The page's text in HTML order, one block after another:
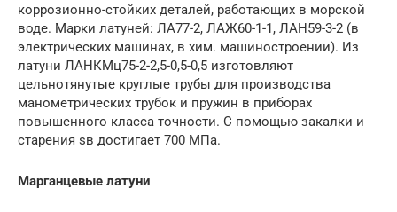
коррозионно-стойких деталей, работающих в морской
воде. Марки латуней: ЛА77-2, ЛАЖ60-1-1, ЛАН59-3-2 (в
электрических машинах, в хим. машиностроении). Из
латуни ЛАНКМц75-2-2,5-0,5-0,5 изготовляют
цельнотянутые круглые трубы для производства
манометрических трубок и пружин в приборах
повышенного класса точности. С помощью закалки и
старения sв достигает 700 МПа.
Марганцевые латуни